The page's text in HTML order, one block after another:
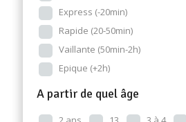
Express (-20min)
Rapide (20-50min)
Vaillante (50min-2h)
Epique (+2h)
A partir de quel âge